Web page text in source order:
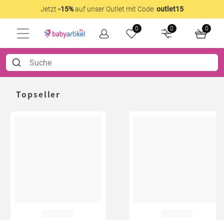
Jetzt -15%auf unser Outlet mit Code: outlet15
0 0 0
Topseller